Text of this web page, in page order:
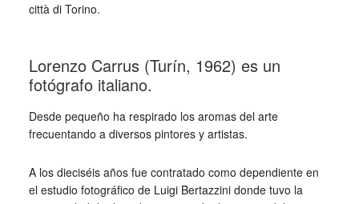
città di Torino.
Lorenzo Carrus (Turín, 1962) es un
fotógrafo italiano.
Desde pequeño ha respirado los aromas del arte
frecuentando a diversos pintores y artistas.
A los dieciséis años fue contratado como dependiente en
el estudio fotográfico de Luigi Bertazzini donde tuvo la